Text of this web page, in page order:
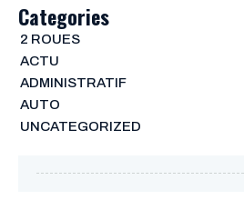
Categories
2 ROUES
ACTU
ADMINISTRATIF
AUTO
UNCATEGORIZED